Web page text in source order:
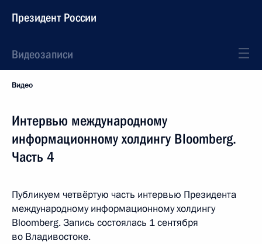
Президент России
Видеозаписи
Видео
Интервью международному
информационному холдингу Bloomberg.
Часть 4
Публикуем четвёртую часть интервью Президента
международному информационному холдингу
Bloomberg. Запись состоялась 1 сентября
во Владивостоке.